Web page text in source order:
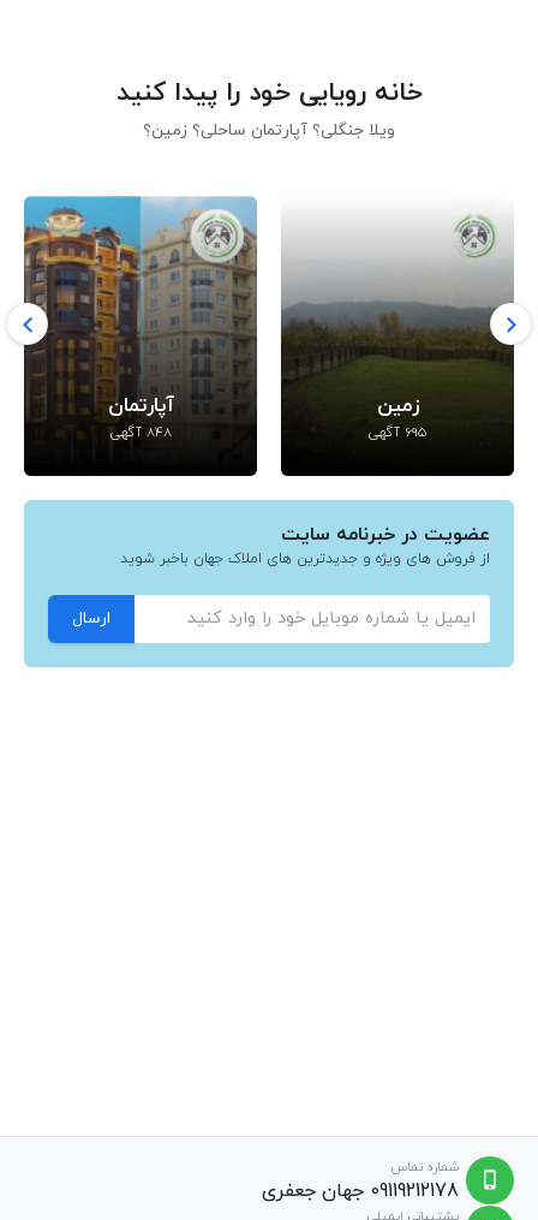
خانه رویایی خود را پیدا کنید
ویلا جنگلی؟ آپارتمان ساحلی؟ زمین؟
زمین
695 آگهی
آپارتمان
848 آگهی
عضویت در خبرنامه سایت
از فروش های ویژه و جدیدترین های املاک جهان باخبر شوید
ارسال
شماره تماس
09119212178 جهان جعفری